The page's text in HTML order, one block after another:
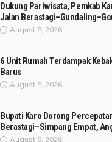
Dukung Pariwisata, Pemkab
Jalan
August 8, 2026
6 Unit Rumah Terdampak
Barus
August 8, 2026
Bupati Karo Dorong
Berastagi–Simpang Empat,
August 8, 2026